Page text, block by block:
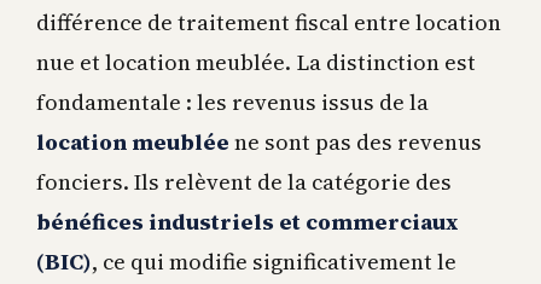
différence de traitement fiscal entre location
nue et location meublée. La distinction est
fondamentale : les revenus issus de la
location meublée ne sont pas des revenus
fonciers. Ils relèvent de la catégorie des
bénéfices industriels et commerciaux
(BIC), ce qui modifie significativement le